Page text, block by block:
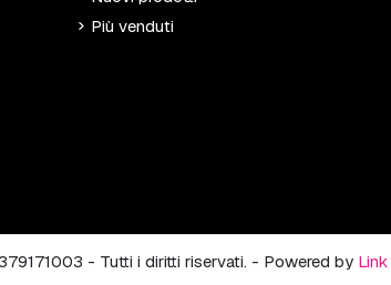
Più venduti
- Tutti i diritti riservati. - Powered by